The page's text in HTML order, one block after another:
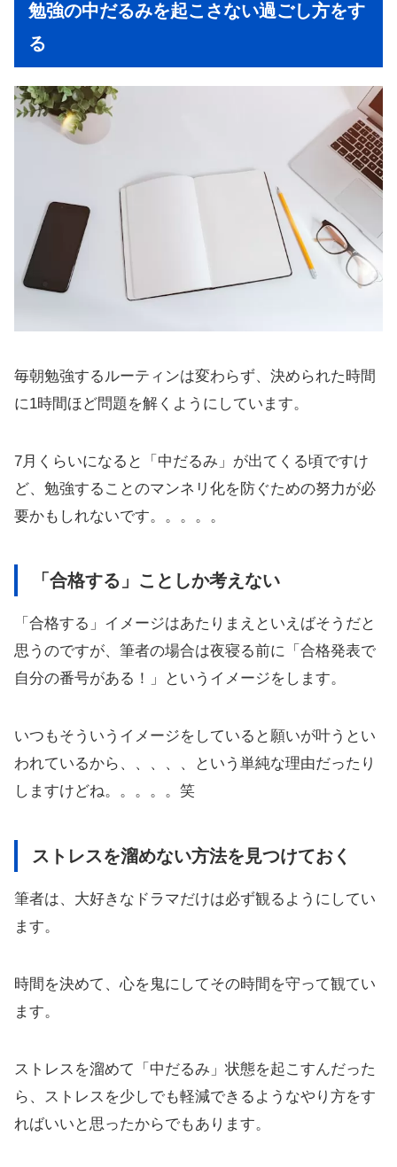
勉強の中だるみを起こさない過ごし方をす
る
毎朝勉強するルーティンは変わらず、決められた時間
に1時間ほど問題を解くようにしています。
7月くらいになると「中だるみ」が出てくる頃ですけ
ど、勉強することのマンネリ化を防ぐための努力が必
要かもしれないです。。。。。
「合格する」ことしか考えない
「合格する」イメージはあたりまえといえばそうだと
思うのですが、筆者の場合は夜寝る前に「合格発表で
自分の番号がある！」というイメージをします。
いつもそういうイメージをしていると願いが叶うとい
われているから、、、、、という単純な理由だったり
しますけどね。。。。。笑
ストレスを溜めない方法を見つけておく
筆者は、大好きなドラマだけは必ず観るようにしてい
ます。
時間を決めて、心を鬼にしてその時間を守って観てい
ます。
ストレスを溜めて「中だるみ」状態を起こすんだった
ら、ストレスを少しでも軽減できるようなやり方をす
ればいいと思ったからでもあります。